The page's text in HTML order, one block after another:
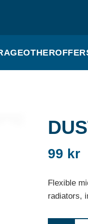
OTHER
99 kr
Flexible
radiators,